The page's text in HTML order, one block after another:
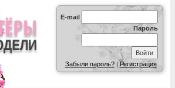
E-mail
Пароль
Забыли пароль?|Регистрация